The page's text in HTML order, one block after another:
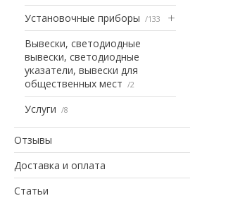
Установочные приборы 133
Вывески, светодиодные
вывески, светодиодные
указатели, вывески для
общественных мест
2
Услуги 8
Отзывы
Доставка и оплата
Статьи